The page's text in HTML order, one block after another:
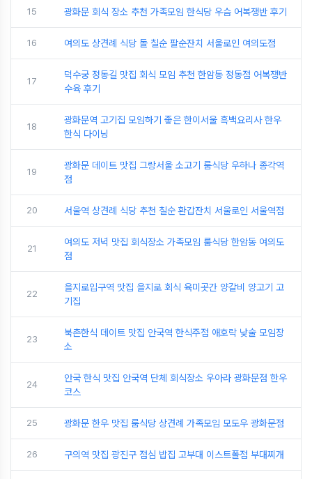
15 광화문 회식 장소 추천 가족모임 한식당 우슴 어복쟁반 후기
16 여의도 상견례 식당 돌 칠순 팔순잔치 서울로인 여의도점
17
덕수궁 정동길 맛집 회식 모임 추천 한암동 정동점 어복쟁반
수육 후기
18
광화문역 고기집 모임하기 좋은 한이서울 흑백요리사 한우
한식 다이닝
19
광화문 데이트 맛집 그랑서울 소고기 룸식당 우하나 종각역
점
20 서울역 상견례 식당 추천 칠순 환갑잔치 서울로인 서울역점
21
여의도 저녁 맛집 회식장소 가족모임 룸식당 한암동 여의도
점
22
을지로입구역 맛집 을지로 회식 육미곳간 양갈비 양고기 고
기집
23
북촌한식 데이트 맛집 안국역 한식주점 애호락 낮술 모임장
소
24
안국 한식 맛집 안국역 단체 회식장소 우아라 광화문점 한우
코스
25 광화문 한우 맛집 룸식당 상견례 가족모임 모도우 광화문점
26 구의역 맛집 광진구 점심 밥집 고부대 이스트폴점 부대찌개